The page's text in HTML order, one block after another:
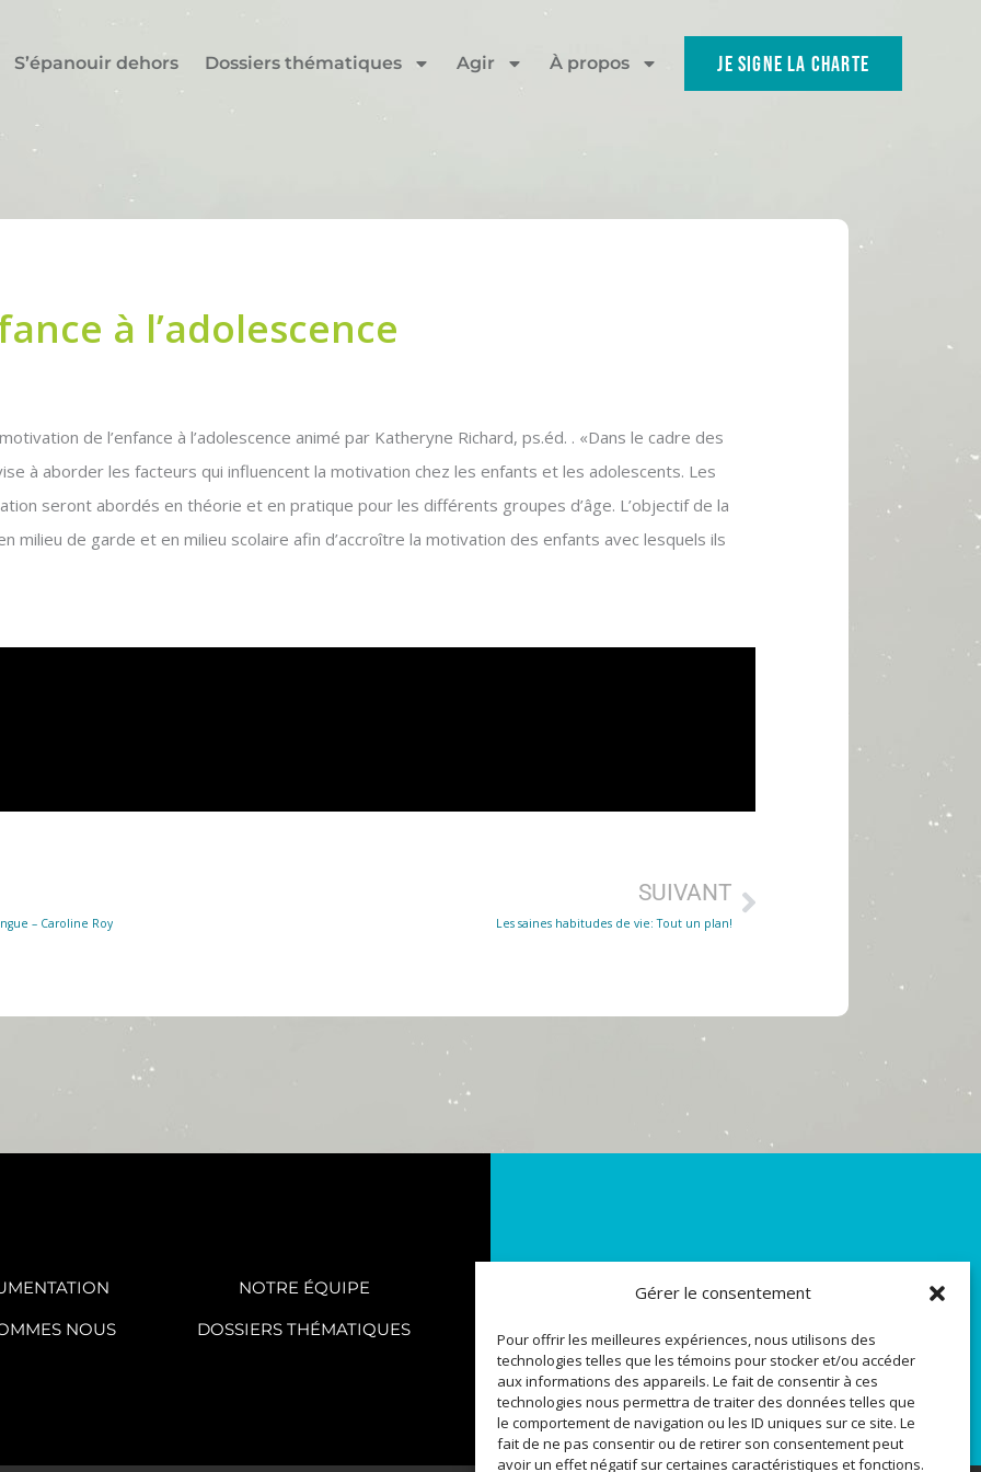
Gérer le consentement
Pour offrir les meilleures expériences, nous utilisons des
technologies telles que les témoins pour stocker et/ou accéder
aux informations des appareils. Le fait de consentir à ces
technologies nous permettra de traiter des données telles que
le comportement de navigation ou les ID uniques sur ce site. Le
fait de ne pas consentir ou de retirer son consentement peut
avoir un effet négatif sur certaines caractéristiques et fonctions.
S’épanouir dehors Dossiers thématiques Agir À propos JE SIGNE LA CHARTE
à l’adolescence
de l’enfance à l’adolescence animé par Katheryne Richard, ps.éd. . «Dans le cadre des
à aborder les facteurs qui influencent la motivation chez les enfants et les adolescents. Les
seront abordés en théorie et en pratique pour les différents groupes d’âge. L’objectif de la
de garde et en milieu scolaire afin d’accroître la motivation des enfants avec lesquels ils
– Caroline Roy
SUIVANT
Les saines habitudes de vie: Tout un plan!
NOUS
NOTRE ÉQUIPE
DOSSIERS THÉMATIQUES
LES MÉDIAS SOCIAUX